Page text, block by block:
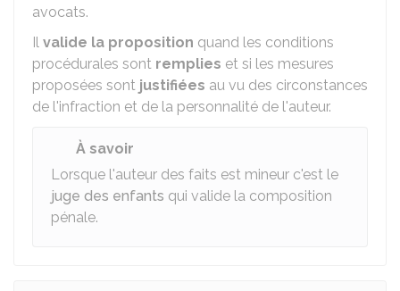
avocats.
Il valide la proposition quand les conditions
procédurales sont remplies et si les mesures
proposées sont justifiées au vu des circonstances
de l'infraction et de la personnalité de l'auteur.
À savoir
Lorsque l'auteur des faits est mineur c'est le
juge des enfants qui valide la composition
pénale.